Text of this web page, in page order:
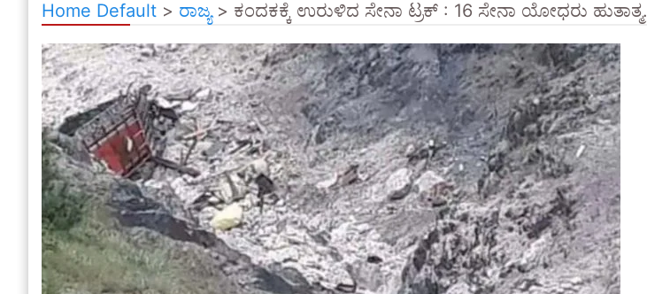
Home Default > ರಾಜ್ಯ> ಕಂದಕಕ್ಕೆ ಉರುಳಿದ ಸೇನಾ ಟ್ರಕ್ : 16 ಸೇನಾ ಯೋಧರು ಹುತಾತ್ಮ.